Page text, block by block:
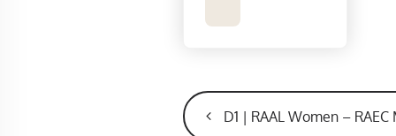
ÉVÈNEMENT
D1 | RAAL Women – RAEC